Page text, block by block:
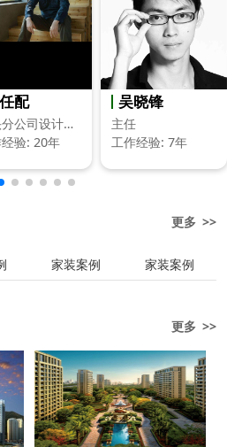
配
洞头分公司设计总监
验: 20年
吴晓锋
主任
工作经验: 7年
更多 >>
家装案例 家装案例
更多 >>